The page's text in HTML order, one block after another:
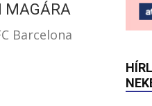
MAGÁRA
Barcelona